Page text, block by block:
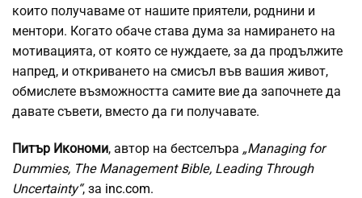
които получаваме от нашите приятели, роднини и
ментори. Когато обаче става дума за намирането на
мотивацията, от която се нуждаете, за да продължите
напред, и откриването на смисъл във вашия живот,
обмислете възможността самите вие да започнете да
давате съвети, вместо да ги получавате.
Питър Икономи, автор на бестселъра „Managing for
Dummies, The Management Bible, Leading Through
Uncertainty“, за inc.com.